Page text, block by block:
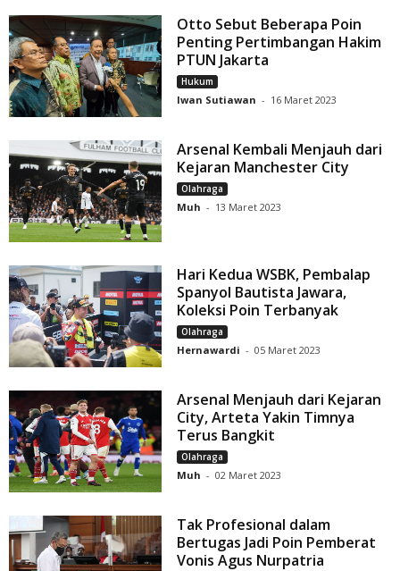
Otto Sebut Beberapa Poin
Penting Pertimbangan Hakim
PTUN Jakarta
Hukum
Iwan Sutiawan - 16 Maret 2023
Arsenal Kembali Menjauh dari
Kejaran Manchester City
Olahraga
Muh - 13 Maret 2023
Hari Kedua WSBK, Pembalap
Spanyol Bautista Jawara,
Koleksi Poin Terbanyak
Olahraga
Hernawardi - 05 Maret 2023
Arsenal Menjauh dari Kejaran
City, Arteta Yakin Timnya
Terus Bangkit
Olahraga
Muh - 02 Maret 2023
Tak Profesional dalam
Bertugas Jadi Poin Pemberat
Vonis Agus Nurpatria